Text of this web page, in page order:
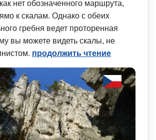
нет обозначенного маршрута,
к скалам. Однако с обеих
гребня ведет проторенная
вы можете видеть скалы, не
продолжить чтение